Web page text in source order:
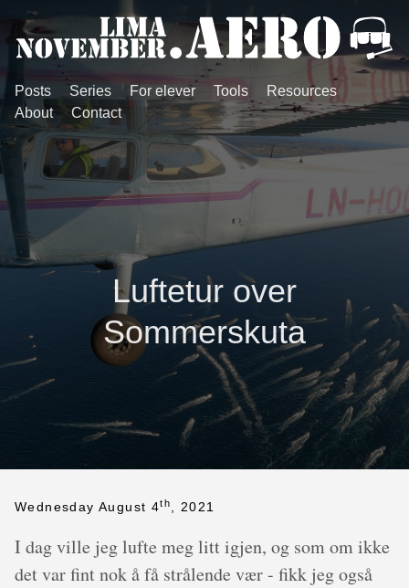
Posts Series For elever Tools
Resources
About
Contact
Luftetur over
Sommerskuta
Wednesday August 4th , 2021
I dag ville jeg lufte meg litt igjen, og som om ikke
det var fint nok å få strålende vær - fikk jeg også